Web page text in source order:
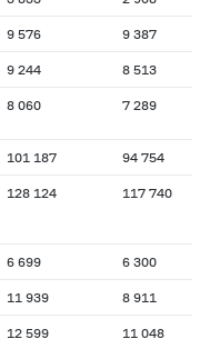
9 576 9 387
9 244 8 513
8 060 7 289
101 187 94 754
128 124 117 740
6 699 6 300
11 939 8 911
12 599 11 048